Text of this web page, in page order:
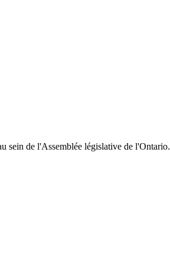
sein de l'Assemblée législative de l'Ontario.